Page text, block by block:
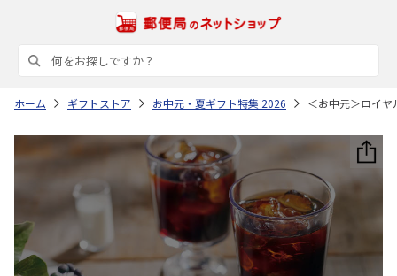
ホーム ギフトストア お中元・夏ギフト特集 2026 ＜お中元＞ロイ